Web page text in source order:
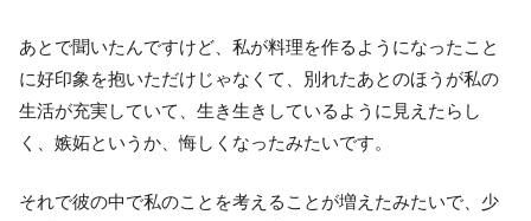
あとで聞いたんですけど、私が料理を作るようになったこと
に好印象を抱いただけじゃなくて、別れたあとのほうが私の
生活が充実していて、生き生きしているように見えたらし
く、嫉妬というか、悔しくなったみたいです。
それで彼の中で私のことを考えることが増えたみたいで、少